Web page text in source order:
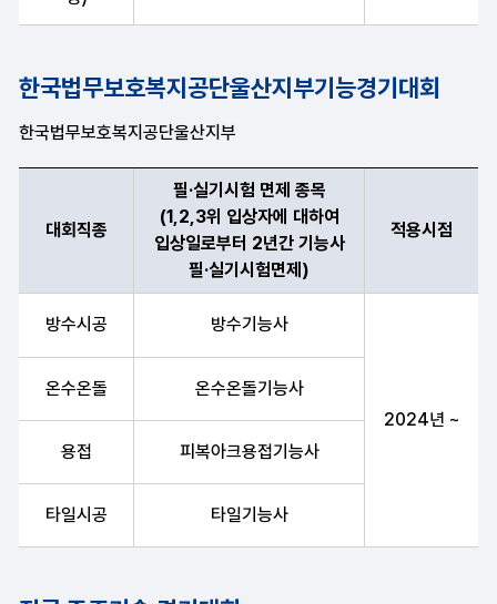
한국법무보호복지공단울산지부기능경기대회
한국법무보호복지공단울산지부
대회직종
필·실기시험 면제 종목
(1,2,3위 입상자에 대하여
입상일로부터 2년간 기능사
필·실기시험면제)
적용시점
방수시공 방수기능사
2024년 ~
온수온돌 온수온돌기능사
용접 피복아크용접기능사
타일시공 타일기능사